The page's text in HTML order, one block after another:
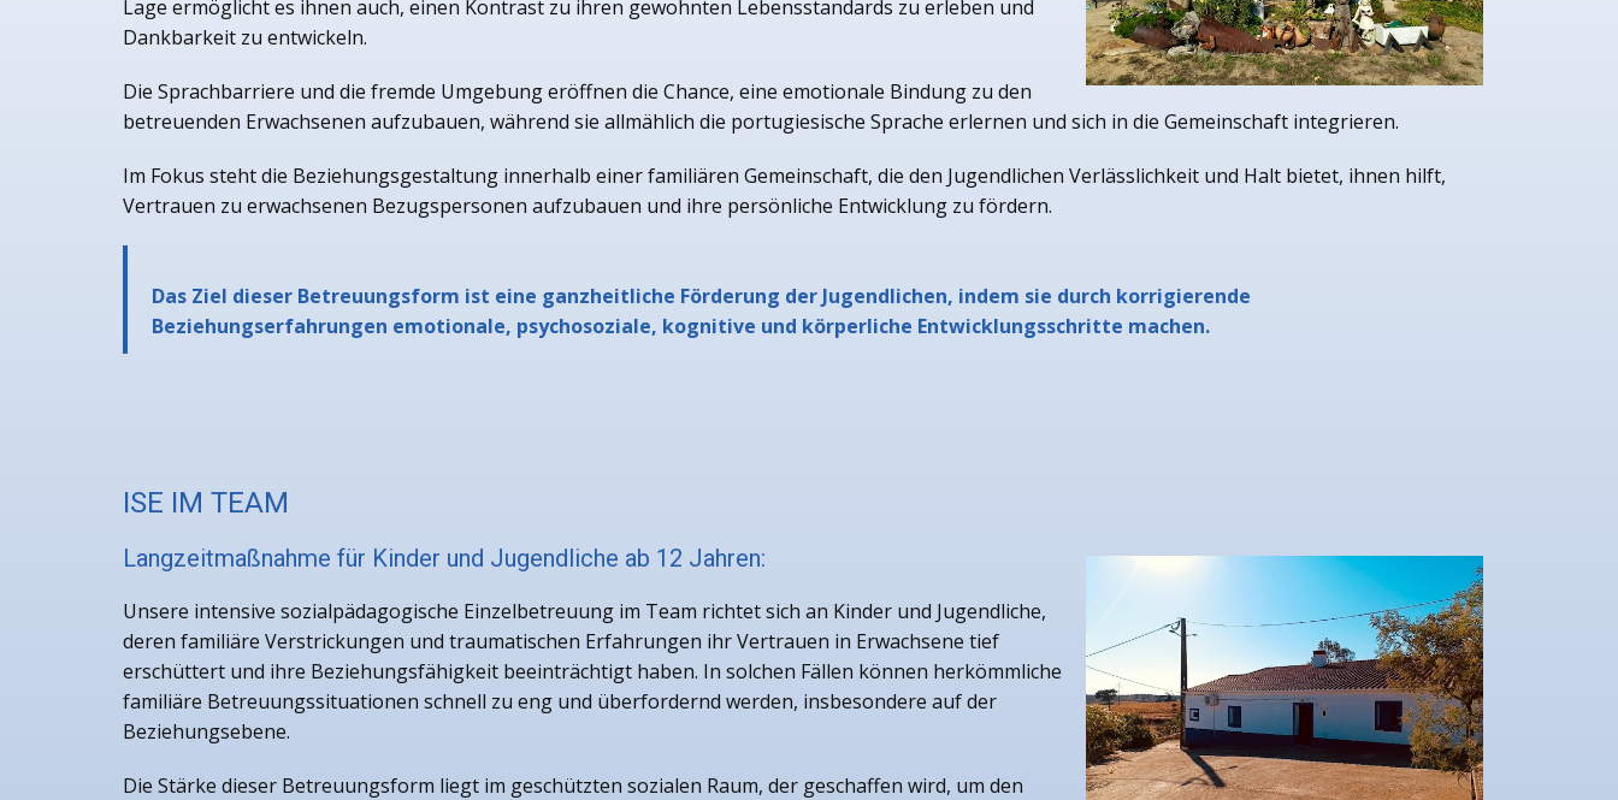
Lage ermöglicht es ihnen auch, einen Kontrast zu ihren gewohnten Lebensstandards zu erleben und
Dankbarkeit zu entwickeln.
Die Sprachbarriere und die fremde Umgebung eröffnen die Chance, eine emotionale Bindung zu den
betreuenden Erwachsenen aufzubauen, während sie allmählich die portugiesische Sprache erlernen und sich in die Gemeinschaft integrieren.
Im Fokus steht die Beziehungsgestaltung innerhalb einer familiären Gemeinschaft, die den Jugendlichen Verlässlichkeit und Halt bietet, ihnen hilft,
Vertrauen zu erwachsenen Bezugspersonen aufzubauen und ihre persönliche Entwicklung zu fördern.
Das Ziel dieser Betreuungsform ist eine ganzheitliche Förderung der Jugendlichen, indem sie durch korrigierende
Beziehungserfahrungen emotionale, psychosoziale, kognitive und körperliche Entwicklungsschritte machen.
ISE IM TEAM
Langzeitmaßnahme für Kinder und Jugendliche ab 12 Jahren:
Unsere intensive sozialpädagogische Einzelbetreuung im Team richtet sich an Kinder und Jugendliche,
deren familiäre Verstrickungen und traumatischen Erfahrungen ihr Vertrauen in Erwachsene tief
erschüttert und ihre Beziehungsfähigkeit beeinträchtigt haben. In solchen Fällen können herkömmliche
familiäre Betreuungssituationen schnell zu eng und überfordernd werden, insbesondere auf der
Beziehungsebene.
Die Stärke dieser Betreuungsform liegt im geschützten sozialen Raum, der geschaffen wird, um den